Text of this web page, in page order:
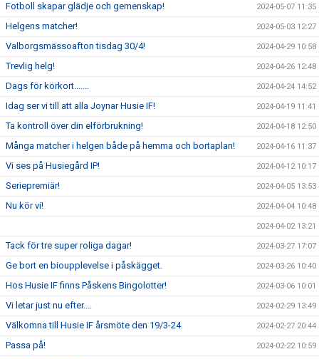
Fotboll skapar glädje och gemenskap! 2024-05-07 11:35
Helgens matcher! 2024-05-03 12:27
Valborgsmässoafton tisdag 30/4! 2024-04-29 10:58
Trevlig helg! 2024-04-26 12:48
Dags för körkort....... 2024-04-24 14:52
Idag ser vi till att alla Joynar Husie IF! 2024-04-19 11:41
Ta kontroll över din elförbrukning! 2024-04-18 12:50
Många matcher i helgen både på hemma och bortaplan! 2024-04-16 11:37
Vi ses på Husiegård IP! 2024-04-12 10:17
Seriepremiär! 2024-04-05 13:53
Nu kör vi! 2024-04-04 10:48
2024-04-02 13:21
Tack för tre super roliga dagar! 2024-03-27 17:07
Ge bort en bioupplevelse i påskägget. 2024-03-26 10:40
Hos Husie IF finns Påskens Bingolotter! 2024-03-06 10:01
Vi letar just nu efter.... 2024-02-29 13:49
Välkomna till Husie IF årsmöte den 19/3-24. 2024-02-27 20:44
Passa på! 2024-02-22 10:59